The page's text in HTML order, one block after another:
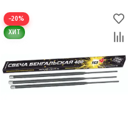
−20%